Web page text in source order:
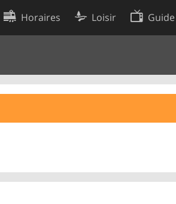
Horaires Loisir
Préférences de cookies
Développeurs